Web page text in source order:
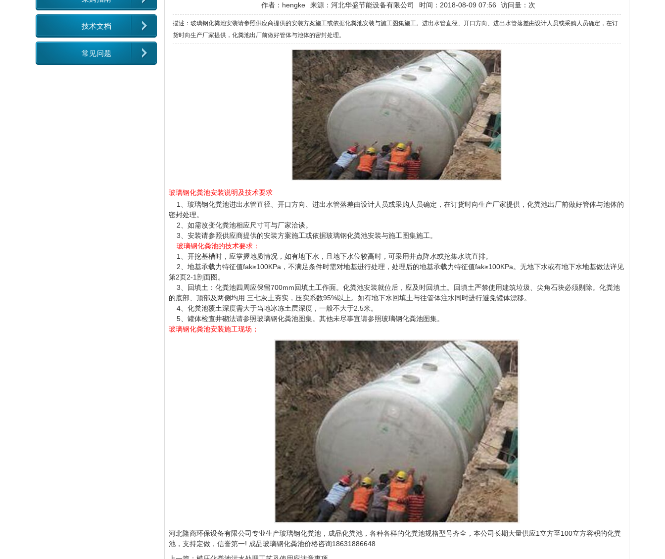
技术文档
常见问题
作者：hengke 来源：河北华盛节能设备有限公司 时间：2018-08-09 07:56 访问量： 次
描述：玻璃钢化粪池安装请参照供应商提供的安装方案施工或依据化粪池安装与施工图集施工。进出水管直径、开口方向、进出水管落差由设计人员或采购人员确定，在订
货时向生产厂家提供，化粪池出厂前做好管体与池体的密封处理。
玻璃钢化粪池安装说明及技术要求
1、 玻璃钢化粪池进出水管直径、开口方向、进出水管落差由设计人员或采购人员确定，在订货时向生产厂家提供，化粪池出厂前做好管体与池体的
密封处理。
2、如需改变化粪池相应尺寸可与厂家洽谈。
3、安装请参照供应商提供的安装方案施工或依据玻璃钢化粪池安装与施工图集施工。
玻璃钢化粪池的技术要求：
1、开挖基槽时，应掌握地质情况，如有地下水，且地下水位较高时，可采用井点降水或挖集水坑直排。
2、地基承载力特征值fak≥100KPa，不满足条件时需对地基进行处理，处理后的地基承载力特征值fak≥100KPa。无地下水或有地下水地基做法详见
第2页2-1剖面图。
3、回填土：化粪池四周应保留700mm回填土工作面。化粪池安装就位后，应及时回填土。回填土严禁使用建筑垃圾、尖角石块必须剔除。化粪池
的底部、顶部及两侧均用 三七灰土夯实，压实系数95%以上。如有地下水回填土与往管体注水同时进行避免罐体漂移。
4、化粪池覆土深度需大于当地冰冻土层深度，一般不大于2.5米。
5、罐体检查井砌法请参照玻璃钢化粪池图集。其他未尽事宜请参照玻璃钢化粪池图集。
玻璃钢化粪池安装施工现场；
河北隆商环保设备有限公司专业生产玻璃钢化粪池，成品化粪池，各种各样的化粪池规格型号齐全，本公司长期大量供应1立方至100立方容积的化粪
池，支持定做，信誉第一! 成品玻璃钢化粪池价格咨询18631886648